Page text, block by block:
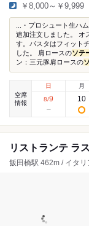
￥8,000～￥9,999
...・プロシュート生ハ
追加注文しました。 オ
す。パスタはフィット
した。 肩ロースのソテ
ン：三元豚肩ロースの
空席
情報
日
8/9
月
10
リストランテ ラ
飯田橋駅 462m / イタリ